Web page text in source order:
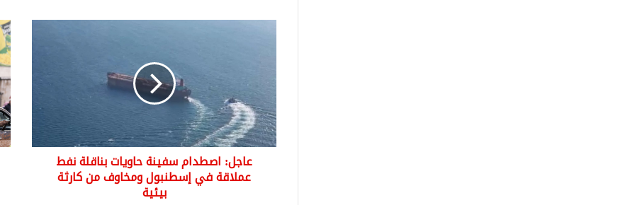
بناقلة
نفط
عملاقة
في
إسطنبول
ومخاوفعاجل: اصطدام سفينة حاويات بناقلة نفط
عملاقة في إسطنبول ومخاوف من كارثة
بيئية